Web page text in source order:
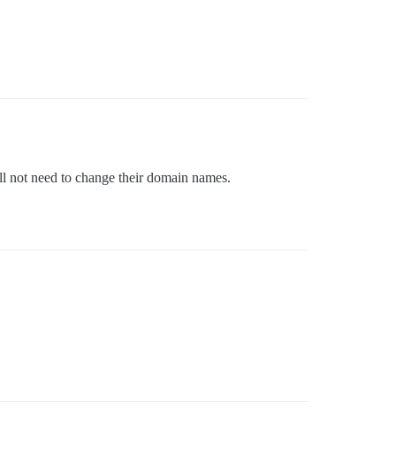
need to change their domain names.